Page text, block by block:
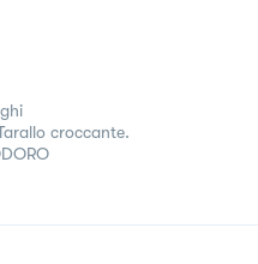
croccante.